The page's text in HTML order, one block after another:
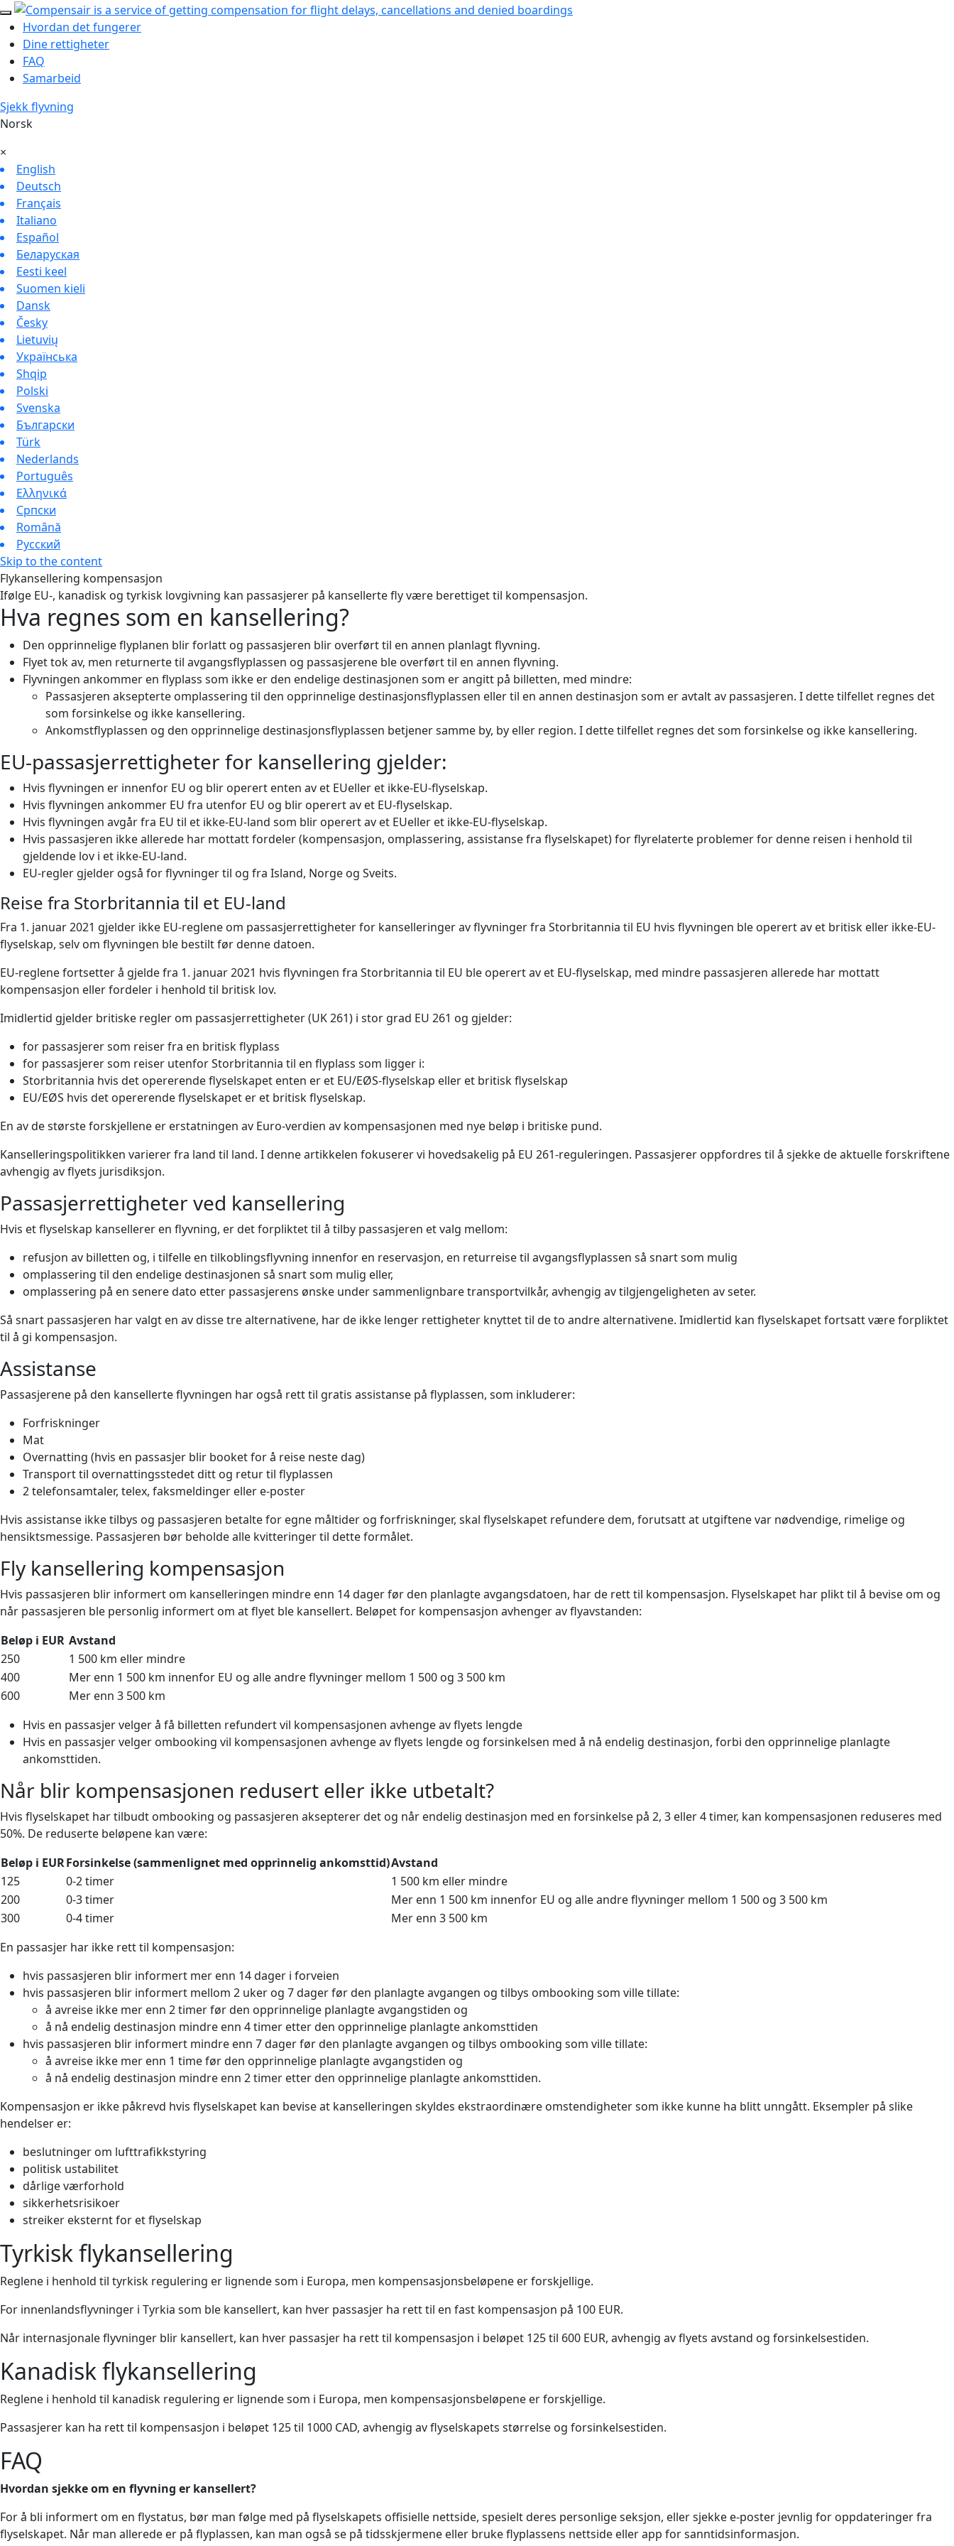
Hvordan det fungerer
Dine rettigheter
FAQ
Samarbeid
Sjekk flyvning
Norsk
×
English
Deutsch
Français
Italiano
Español
Беларуская
Eesti keel
Suomen kieli
Dansk
Česky
Lietuvių
Українська
Shqip
Polski
Svenska
Български
Türk
Nederlands
Português
Ελληνικά
Српски
Română
Русский
Skip to the content
Flykansellering kompensasjon
Ifølge EU-, kanadisk og tyrkisk lovgivning kan passasjerer på kansellerte fly være berettiget til kompensasjon.
Hva regnes som en kansellering?
Den opprinnelige flyplanen blir forlatt og passasjeren blir overført til en annen planlagt flyvning.
Flyet tok av, men returnerte til avgangsflyplassen og passasjerene ble overført til en annen flyvning.
Flyvningen ankommer en flyplass som ikke er den endelige destinasjonen som er angitt på billetten, med mindre:
Passasjeren aksepterte omplassering til den opprinnelige destinasjonsflyplassen eller til en annen destinasjon som er avtalt av passasjeren. I dette tilfellet regnes det
som forsinkelse og ikke kansellering.
Ankomstflyplassen og den opprinnelige destinasjonsflyplassen betjener samme by, by eller region. I dette tilfellet regnes det som forsinkelse og ikke kansellering.
EU-passasjerrettigheter for kansellering gjelder:
Hvis flyvningen er innenfor EU og blir operert enten av et EUeller et ikke-EU-flyselskap.
Hvis flyvningen ankommer EU fra utenfor EU og blir operert av et EU-flyselskap.
Hvis flyvningen avgår fra EU til et ikke-EU-land som blir operert av et EUeller et ikke-EU-flyselskap.
Hvis passasjeren ikke allerede har mottatt fordeler (kompensasjon, omplassering, assistanse fra flyselskapet) for flyrelaterte problemer for denne reisen i henhold til
gjeldende lov i et ikke-EU-land.
EU-regler gjelder også for flyvninger til og fra Island, Norge og Sveits.
Reise fra Storbritannia til et EU-land
Fra 1. januar 2021 gjelder ikke EU-reglene om passasjerrettigheter for kanselleringer av flyvninger fra Storbritannia til EU hvis flyvningen ble operert av et britisk eller ikke-EU-
flyselskap, selv om flyvningen ble bestilt før denne datoen.
EU-reglene fortsetter å gjelde fra 1. januar 2021 hvis flyvningen fra Storbritannia til EU ble operert av et EU-flyselskap, med mindre passasjeren allerede har mottatt
kompensasjon eller fordeler i henhold til britisk lov.
Imidlertid gjelder britiske regler om passasjerrettigheter (UK 261) i stor grad EU 261 og gjelder:
for passasjerer som reiser fra en britisk flyplass
for passasjerer som reiser utenfor Storbritannia til en flyplass som ligger i:
Storbritannia hvis det opererende flyselskapet enten er et EU/EØS-flyselskap eller et britisk flyselskap
EU/EØS hvis det opererende flyselskapet er et britisk flyselskap.
En av de største forskjellene er erstatningen av Euro-verdien av kompensasjonen med nye beløp i britiske pund.
Kanselleringspolitikken varierer fra land til land. I denne artikkelen fokuserer vi hovedsakelig på EU 261-reguleringen. Passasjerer oppfordres til å sjekke de aktuelle forskriftene
avhengig av flyets jurisdiksjon.
Passasjerrettigheter ved kansellering
Hvis et flyselskap kansellerer en flyvning, er det forpliktet til å tilby passasjeren et valg mellom:
refusjon av billetten og, i tilfelle en tilkoblingsflyvning innenfor en reservasjon, en returreise til avgangsflyplassen så snart som mulig
omplassering til den endelige destinasjonen så snart som mulig eller,
omplassering på en senere dato etter passasjerens ønske under sammenlignbare transportvilkår, avhengig av tilgjengeligheten av seter.
Så snart passasjeren har valgt en av disse tre alternativene, har de ikke lenger rettigheter knyttet til de to andre alternativene. Imidlertid kan flyselskapet fortsatt være forpliktet
til å gi kompensasjon.
Assistanse
Passasjerene på den kansellerte flyvningen har også rett til gratis assistanse på flyplassen, som inkluderer:
Forfriskninger
Mat
Overnatting (hvis en passasjer blir booket for å reise neste dag)
Transport til overnattingsstedet ditt og retur til flyplassen
2 telefonsamtaler, telex, faksmeldinger eller e-poster
Hvis assistanse ikke tilbys og passasjeren betalte for egne måltider og forfriskninger, skal flyselskapet refundere dem, forutsatt at utgiftene var nødvendige, rimelige og
hensiktsmessige. Passasjeren bør beholde alle kvitteringer til dette formålet.
Fly kansellering kompensasjon
Hvis passasjeren blir informert om kanselleringen mindre enn 14 dager før den planlagte avgangsdatoen, har de rett til kompensasjon. Flyselskapet har plikt til å bevise om og
når passasjeren ble personlig informert om at flyet ble kansellert. Beløpet for kompensasjon avhenger av flyavstanden:
Beløp i EUR Avstand
250
1 500 km eller mindre
400
Mer enn 1 500 km innenfor EU og alle andre flyvninger mellom 1 500 og 3 500 km
600
Mer enn 3 500 km
Hvis en passasjer velger å få billetten refundert vil kompensasjonen avhenge av flyets lengde
Hvis en passasjer velger ombooking vil kompensasjonen avhenge av flyets lengde og forsinkelsen med å nå endelig destinasjon, forbi den opprinnelige planlagte
ankomsttiden.
Når blir kompensasjonen redusert eller ikke utbetalt?
Hvis flyselskapet har tilbudt ombooking og passasjeren aksepterer det og når endelig destinasjon med en forsinkelse på 2, 3 eller 4 timer, kan kompensasjonen reduseres med
50%. De reduserte beløpene kan være:
Beløp i EURForsinkelse (sammenlignet med opprinnelig ankomsttid)Avstand
125
0-2timer
1 500 km eller mindre
200
0-3timer
Mer enn 1 500 km innenfor EU og alle andre flyvninger mellom 1 500 og 3 500 km
300
0-4timer
Mer enn 3 500 km
En passasjer har ikke rett til kompensasjon:
hvis passasjeren blir informert mer enn 14 dager i forveien
hvis passasjeren blir informert mellom 2 uker og 7 dager før den planlagte avgangen og tilbys ombooking som ville tillate:
å avreise ikke mer enn 2 timer før den opprinnelige planlagte avgangstiden og
å nå endelig destinasjon mindre enn 4 timer etter den opprinnelige planlagte ankomsttiden
hvis passasjeren blir informert mindre enn 7 dager før den planlagte avgangen og tilbys ombooking som ville tillate:
å avreise ikke mer enn 1 time før den opprinnelige planlagte avgangstiden og
å nå endelig destinasjon mindre enn 2 timer etter den opprinnelige planlagte ankomsttiden.
Kompensasjon er ikke påkrevd hvis flyselskapet kan bevise at kanselleringen skyldes ekstraordinære omstendigheter som ikke kunne ha blitt unngått. Eksempler på slike
hendelser er:
beslutninger om lufttrafikkstyring
politisk ustabilitet
dårlige værforhold
sikkerhetsrisikoer
streiker eksternt for et flyselskap
Tyrkisk flykansellering
Reglene i henhold til tyrkisk regulering er lignende som i Europa, men kompensasjonsbeløpene er forskjellige.
For innenlandsflyvninger i Tyrkia som ble kansellert, kan hver passasjer ha rett til en fast kompensasjon på 100 EUR.
Når internasjonale flyvninger blir kansellert, kan hver passasjer ha rett til kompensasjon i beløpet 125 til 600 EUR, avhengig av flyets avstand og forsinkelsestiden.
Kanadisk flykansellering
Reglene i henhold til kanadisk regulering er lignende som i Europa, men kompensasjonsbeløpene er forskjellige.
Passasjerer kan ha rett til kompensasjon i beløpet 125 til 1000 CAD, avhengig av flyselskapets størrelse og forsinkelsestiden.
FAQ
Hvordan sjekke om en flyvning er kansellert?
For å bli informert om en flystatus, bør man følge med på flyselskapets offisielle nettside, spesielt deres personlige seksjon, eller sjekke e-poster jevnlig for oppdateringer fra
flyselskapet. Når man allerede er på flyplassen, kan man også se på tidsskjermene eller bruke flyplassens nettside eller app for sanntidsinformasjon.